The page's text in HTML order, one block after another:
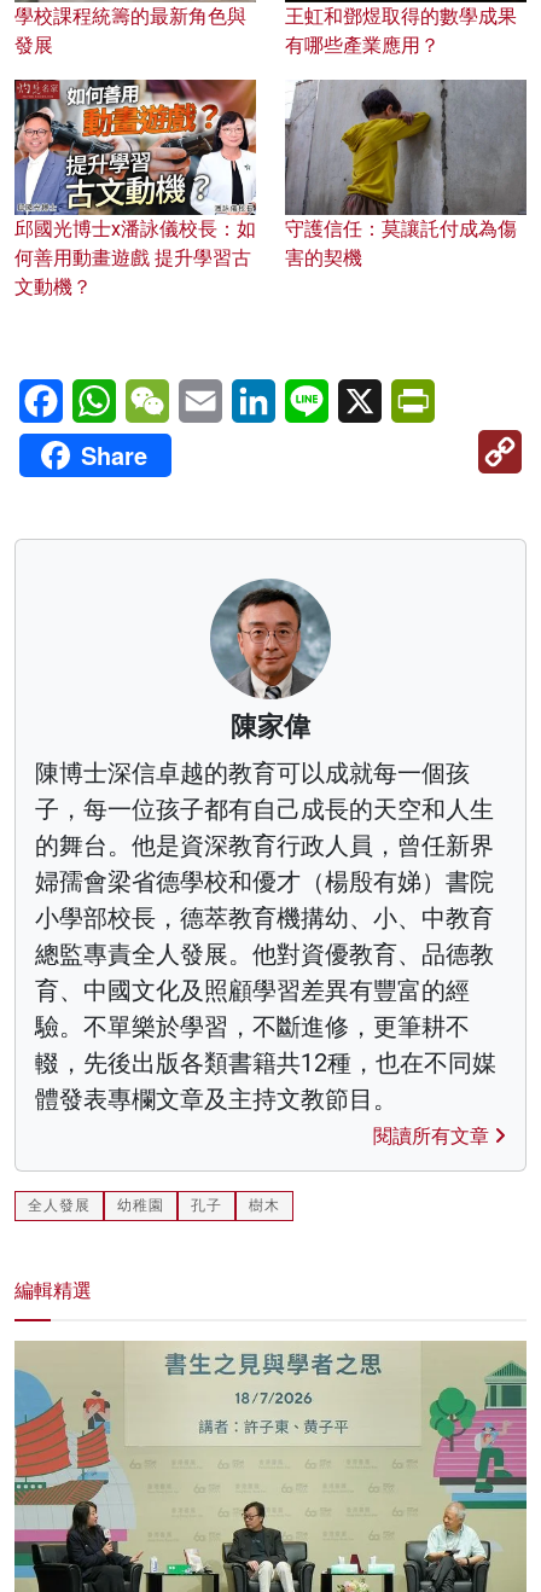
學校課程統籌的最新角色與
發展
王虹和鄧煜取得的數學成果
有哪些產業應用？
邱國光博士x潘詠儀校長：如
何善用動畫遊戲 提升學習古
文動機？
守護信任：莫讓託付成為傷
害的契機
FacebookWhatsAppWeChatEmail LinkedInLine X
Share
陳家偉
陳博士深信卓越的教育可以成就每一個孩
子，每一位孩子都有自己成長的天空和人生
的舞台。他是資深教育行政人員，曾任新界
婦孺會梁省德學校和優才（楊殷有娣）書院
小學部校長，德萃教育機搆幼、小、中教育
總監專責全人發展。他對資優教育、品德教
育、中國文化及照顧學習差異有豐富的經
驗。不單樂於學習，不斷進修，更筆耕不
輟，先後出版各類書籍共12種，也在不同媒
體發表專欄文章及主持文教節目。
閱讀所有文章
全人發展 幼稚園 孔子 樹木
編輯精選